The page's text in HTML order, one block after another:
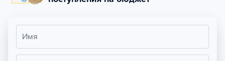
Имя